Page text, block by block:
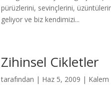
pürüzlerini, sevinçlerini,
geliyor ve biz kendimizi...
Zihinsel Cikletler
tarafından | Haz 5, 2009 | Kalem